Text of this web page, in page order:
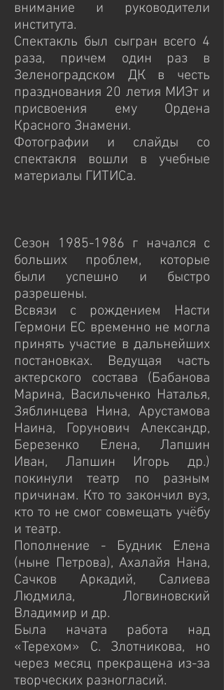
внимание и руководители
института.
Спектакль был сыгран всего 4
раза, причем один раз в
Зеленоградском ДК в честь
празднования 20 летия МИЭт и
присвоения ему Ордена
Красного Знамени.
Фотографии и слайды со
спектакля вошли в учебные
материалы ГИТИСа.
Сезон 1985-1986 г начался с
больших проблем, которые
были успешно и быстро
разрешены.
Всвязи с рождением Насти
Гермони ЕС временно не могла
принять участие в дальнейших
постановках. Ведущая часть
актерского состава (Бабанова
Марина, Васильченко Наталья,
Зяблинцева Нина, Арустамова
Наина, Горунович Александр,
Березенко Елена, Лапшин
Иван, Лапшин Игорь др.)
покинули театр по разным
причинам. Кто то закончил вуз,
кто то не смог совмещать учёбу
и театр.
Пополнение - Будник Елена
(ныне Петрова), Ахалайя Нана,
Сачков Аркадий, Салиева
Людмила, Логвиновский
Владимир и др.
Была начата работа над
«Терехом» С. Злотникова, но
через месяц прекращена из-за
творческих разногласий.